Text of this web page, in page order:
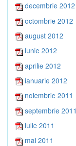
decembrie 2012
octombrie 2012
august 2012
iunie 2012
aprilie 2012
ianuarie 2012
noiembrie 2011
septembrie 2011
iulie 2011
mai 2011